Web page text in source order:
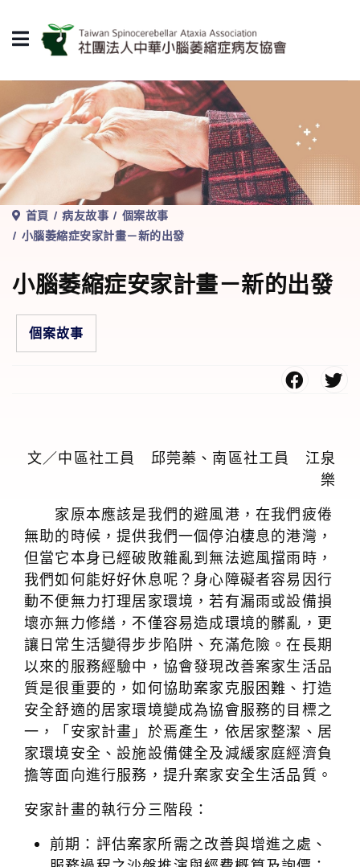
首頁 病友故事
個案故事
小腦萎縮症安家計畫－新的出發
小腦萎縮症安家計畫－新的出發
個案故事
文／中區社工員 邱莞蓁、南區社工員 江泉
樂
家原本應該是我們的避風港，在我們疲倦
無助的時候，提供我們一個停泊棲息的港灣，
但當它本身已經破敗雜亂到無法遮風擋雨時，
我們如何能好好休息呢？身心障礙者容易因行
動不便無力打理居家環境，若有漏雨或設備損
壞亦無力修繕，不僅容易造成環境的髒亂，更
讓日常生活變得步步陷阱、充滿危險。在長期
以來的服務經驗中，協會發現改善案家生活品
質是很重要的，如何協助案家克服困難、打造
安全舒適的居家環境變成為協會服務的目標之
一，「安家計畫」於焉產生，依居家整潔、居
家環境安全、設施設備健全及減緩家庭經濟負
擔等面向進行服務，提升案家安全生活品質。
安家計畫的執行分三階段：
前期：評估案家所需之改善與增進之處、